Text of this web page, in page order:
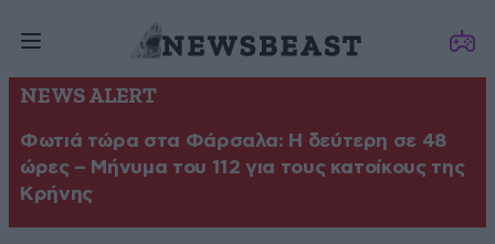
NEWS ALERT
Φωτιά τώρα στα Φάρσαλα: Η δεύτερη σε 48
ώρες – Μήνυμα του 112 για τους κατοίκους της
Κρήνης